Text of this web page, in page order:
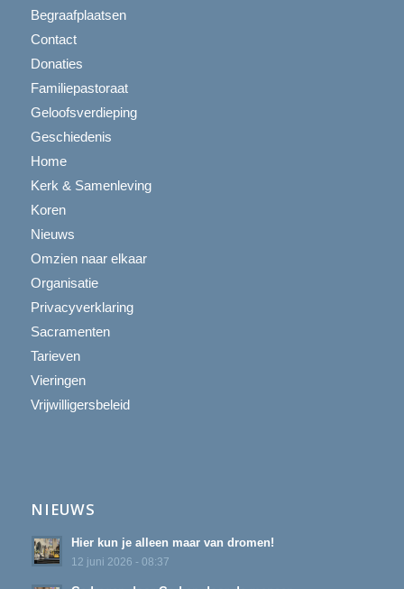
Begraafplaatsen
Contact
Donaties
Familiepastoraat
Geloofsverdieping
Geschiedenis
Home
Kerk & Samenleving
Koren
Nieuws
Omzien naar elkaar
Organisatie
Privacyverklaring
Sacramenten
Tarieven
Vieringen
Vrijwilligersbeleid
NIEUWS
Hier kun je alleen maar van dromen!
12 juni 2026 - 08:37